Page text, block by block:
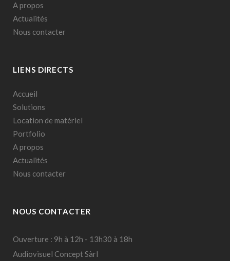
A propos
Actualités
Nous contacter
LIENS DIRECTS
Accueil
Solutions
Location de matériel
Portfolio
A propos
Actualités
Nous contacter
NOUS CONTACTER
Ouverture : 9h à 12h - 13h30 à 18h
Audiovisuel Concept Sàrl